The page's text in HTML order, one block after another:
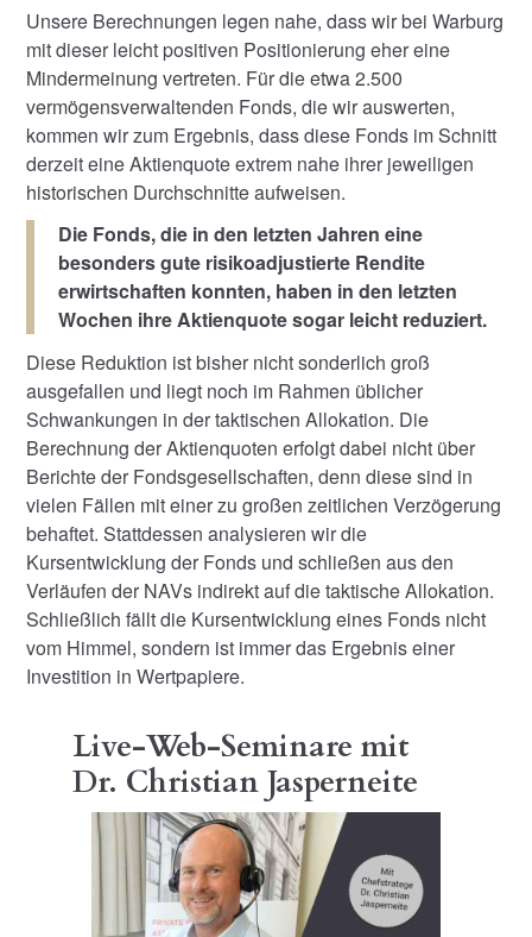
Unsere Berechnungen legen nahe, dass wir bei Warburg
mit dieser leicht positiven Positionierung eher eine
Mindermeinung vertreten. Für die etwa 2.500
vermögensverwaltenden Fonds, die wir auswerten,
kommen wir zum Ergebnis, dass diese Fonds im Schnitt
derzeit eine Aktienquote extrem nahe ihrer jeweiligen
historischen Durchschnitte aufweisen.
Die Fonds, die in den letzten Jahren eine
besonders gute risikoadjustierte Rendite
erwirtschaften konnten, haben in den letzten
Wochen ihre Aktienquote sogar leicht reduziert.
Diese Reduktion ist bisher nicht sonderlich groß
ausgefallen und liegt noch im Rahmen üblicher
Schwankungen in der taktischen Allokation. Die
Berechnung der Aktienquoten erfolgt dabei nicht über
Berichte der Fondsgesellschaften, denn diese sind in
vielen Fällen mit einer zu großen zeitlichen Verzögerung
behaftet. Stattdessen analysieren wir die
Kursentwicklung der Fonds und schließen aus den
Verläufen der NAVs indirekt auf die taktische Allokation.
Schließlich fällt die Kursentwicklung eines Fonds nicht
vom Himmel, sondern ist immer das Ergebnis einer
Investition in Wertpapiere.
Live-Web-Seminare mit
Dr. Christian Jasperneite